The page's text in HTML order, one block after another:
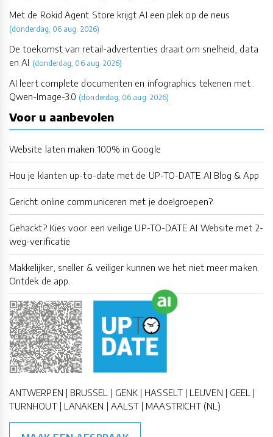
Met de Rokid Agent Store krijgt AI een plek op de neus
(donderdag, 06 aug. 2026)
De toekomst van retail-advertenties draait om snelheid, data
en AI (donderdag, 06 aug. 2026)
AI leert complete documenten en infographics tekenen met
Qwen-Image-3.0 (donderdag, 06 aug. 2026)
Voor u aanbevolen
Website laten maken 100% in Google
Hou je klanten up-to-date met de UP-TO-DATE AI Blog & App
Gericht online communiceren met je doelgroepen?
Gehackt? Kies voor een veilige UP-TO-DATE AI Website met 2-
weg-verificatie
Makkelijker, sneller & veiliger kunnen we het niet meer maken.
Ontdek de app.
ANTWERPEN | BRUSSEL | GENK | HASSELT | LEUVEN | GEEL |
TURNHOUT | LANAKEN | AALST | MAASTRICHT (NL)